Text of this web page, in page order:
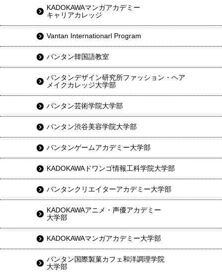
KADOKAWAマンガアカデミー
キャリアカレッジ
Vantan Internationarl Program
バンタン韓国語教室
バンタンデザイン研究所ファッション・ヘア
メイクカレッジ大学部
バンタン芸術学院大学部
バンタン渋谷美容学院大学部
バンタンゲームアカデミー大学部
KADOKAWAドワンゴ情報工科学院大学部
バンタンクリエイターアカデミー大学部
KADOKAWAアニメ・声優アカデミー
大学部
KADOKAWAマンガアカデミー大学部
バンタン国際製菓カフェ和洋調理学院
大学部